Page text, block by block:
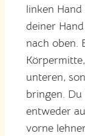
linken
deiner
nach oben.
unteren,
bringen.
entweder
vorne